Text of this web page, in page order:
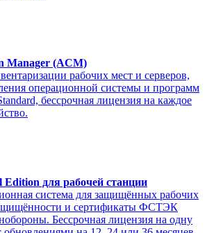
Manager (ACM)
рабочих мест и серверов,
операционной системы и программ
бессрочная лицензия на каждое
для рабочей станции
система для защищённых рабочих
и сертификаты ФСТЭК
Бессрочная лицензия на одну